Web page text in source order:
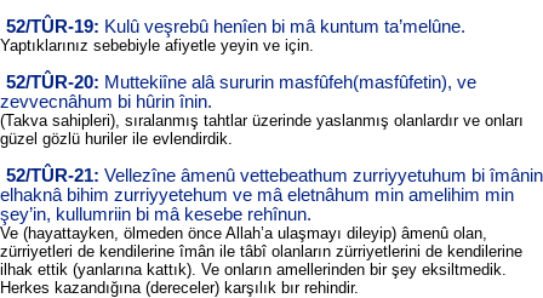
52/TÛR-19: Kulû veşrebû henîen bi mâ kuntum ta’melûne.
Yaptıklarınız sebebiyle afiyetle yeyin ve için.
52/TÛR-20: Muttekiîne alâ sururin masfûfeh(masfûfetin), ve
zevvecnâhum bi hûrin înin.
(Takva sahipleri), sıralanmış tahtlar üzerinde yaslanmış olanlardır ve onları
güzel gözlü huriler ile evlendirdik.
52/TÛR-21: Vellezîne âmenû vettebeathum zurriyyetuhum bi îmânin
elhaknâ bihim zurriyyetehum ve mâ eletnâhum min amelihim min
şey’in, kullumriin bi mâ kesebe rehînun.
Ve (hayattayken, ölmeden önce Allah’a ulaşmayı dileyip) âmenû olan,
zürriyetleri de kendilerine îmân ile tâbî olanların zürriyetlerini de kendilerine
ilhak ettik (yanlarına kattık). Ve onların amellerinden bir şey eksiltmedik.
Herkes kazandığına (dereceler) karşılık bır rehindir.